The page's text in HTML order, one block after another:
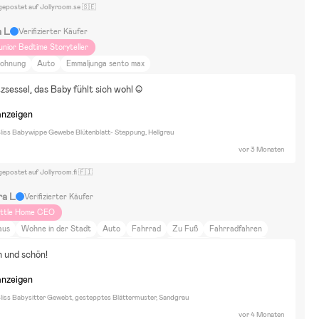
auf Jollyroom.se 🇸🇪
L
Verifizierter Käufer
Bedtime Storyteller
Auto Emmaljunga sento max
das Baby fühlt sich wohl :)
Babywippe Gewebe Blütenblatt- Steppung, Hellgrau
vor 3 Monaten
auf Jollyroom.fi 🇫🇮
L
Verifizierter Käufer
Home CEO
Wohne in der Stadt Auto Fahrrad Zu Fuß
Fahrradfahren
schön!
Babysitter Gewebt, gestepptes Blättermuster, Sandgrau
vor 4 Monaten